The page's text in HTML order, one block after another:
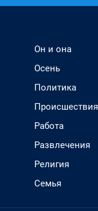
Он и она
Осень
Политика
Происшествия
Работа
Развлечения
Религия
Семья